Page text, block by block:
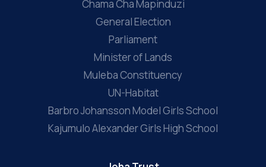
Chama Cha Mapinduzi
General Election
Parliament
Minister of Lands
Muleba Constituency
UN-Habitat
Barbro Johansson Model Girls School
Kajumulo Alexander Girls High School